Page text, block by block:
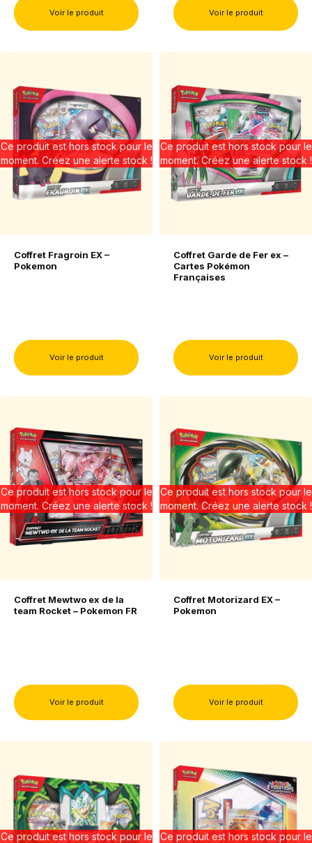
Voir le produit Voir le produit
Ce produit est hors stock pour le
moment. Créez une alerte stock !
Coffret Fragroin EX –
Pokemon
Voir le produit
Ce produit est hors stock pour le
moment. Créez une alerte stock !
Coffret Garde de Fer ex –
Cartes Pokémon
Françaises
Voir le produit
Ce produit est hors stock pour le
moment. Créez une alerte stock !
Coffret Mewtwo ex de la
team Rocket – Pokemon FR
Voir le produit
Ce produit est hors stock pour le
moment. Créez une alerte stock !
Coffret Motorizard EX –
Pokemon
Voir le produit
Ce produit est hors stock pour le
Ce produit est hors stock pour le